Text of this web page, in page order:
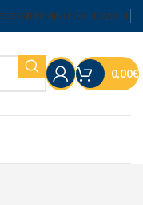
TERMINI E CONDIZIONI
0,00€